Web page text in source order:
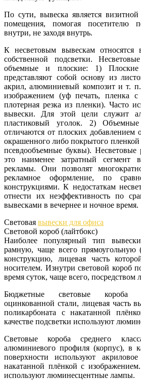
По сути, вывеска является
помещения, помогая посетителю
внутри, не заходя внутрь.
К несветовым вывескам
собственной подсветки.
объемные и плоские: 1) Плоские
представляют собой основу из
акрил, алюминиевый композит и т.
изображением (уф печать, пленка с
плотерная резка из пленки). Часто
вывески. Для этой цели служит
пластиковый уголок. 2)
отличаются от плоских добавлением
окрашенного либо покрытого
псевдообъемные буквы).
это наименее затратный сегмент
рекламы. Они позволят
рекламное оформление, по
конструкциями. К недостаткам
отнести их неэффективность по
вывесками в вечернее и ночное время.
Световая вывески для офиса
Световой короб (лайтбокс)
Наиболее популярный тип
рамную, чаще всего прямоугольную
конструкцию, лицевая часть
носителем. Изнутри световой короб
время суток, чаще всего,
Бюджетные световые короба
оцинкованной стали, лицевая часть
поликарбоната с накатанной
качестве подсветки используют
Световые короба среднего
алюминиевого профиля (корпус), в
поверхности используют
накатанной плёнкой с
используют люминесцентные лампы.